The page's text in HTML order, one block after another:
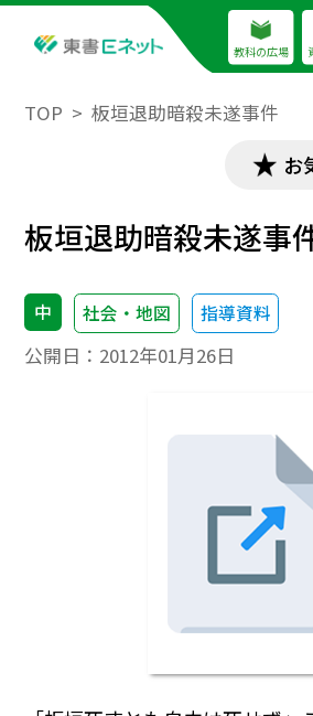
教科の広場
TOP 板垣退助暗殺未遂事件
お
板垣退助暗殺未遂事
中 社会・地図 指導資料
公開日： 2012年01月26日